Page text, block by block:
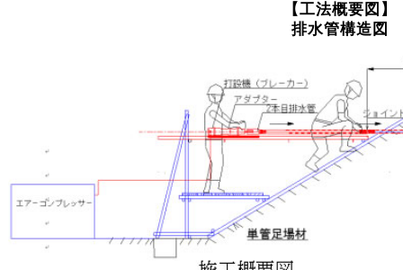
【工法概要図】
排水管構造図